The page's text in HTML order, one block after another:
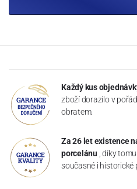
Každý kus
zboží dorazilo v
obratem.
Za 26 let existence
porcelánu , díky
současné i historické